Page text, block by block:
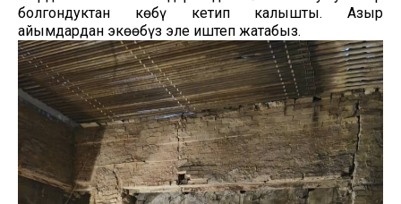
болгондуктан көбү кетип калышты. Азыр
айымдардан экөөбүз эле иштеп жатабыз.